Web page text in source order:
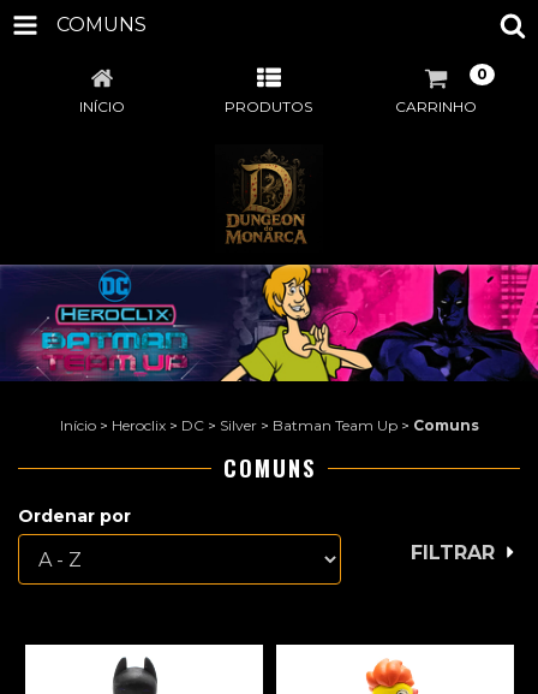
COMUNS
INÍCIO PRODUTOS CARRINHO
0
Início > Heroclix > DC > Silver > Batman Team Up > Comuns
COMUNS
Ordenar por
FILTRAR